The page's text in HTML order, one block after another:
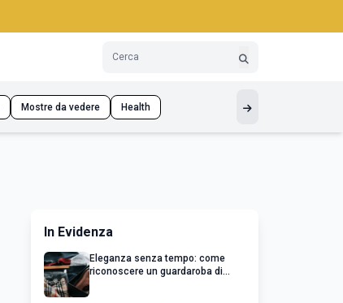
Mostre da vedere Health
In Evidenza
Eleganza senza tempo: come
riconoscere un guardaroba di